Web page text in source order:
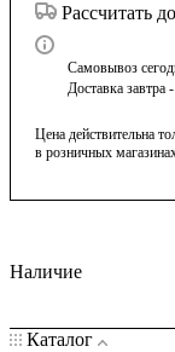
Рассчитать
Самовывоз
Доставка завтра
Цена действительна
в розничных
Наличие
Каталог